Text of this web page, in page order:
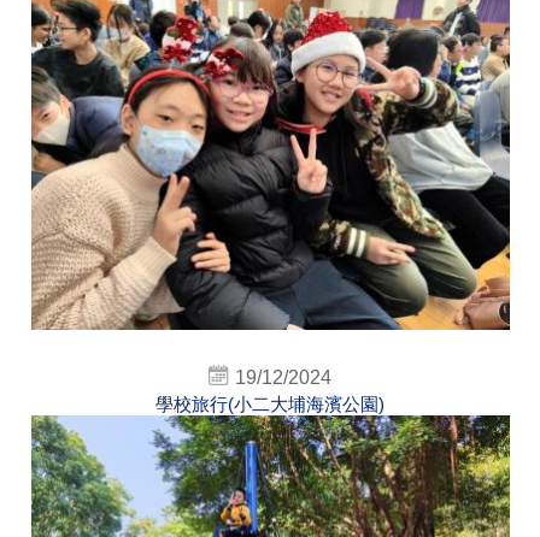
19/12/2024
學校旅行(小二大埔海濱公園)